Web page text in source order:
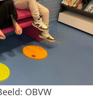
OBVW